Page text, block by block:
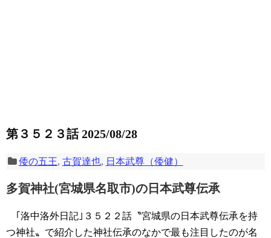
第３５２３話 2025/08/28
倭の五王, 古賀達也, 日本武尊（倭健）
多賀神社(宮城県名取市)の日本武尊伝承
｢洛中洛外日記｣３５２２話〝宮城県の日本武尊伝承を持
つ神社〟で紹介した神社伝承のなかで最も注目したのが名